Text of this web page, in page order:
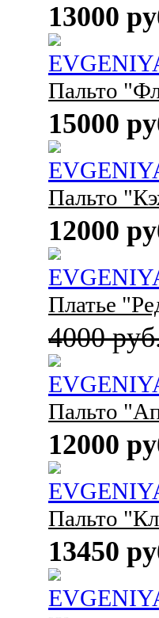
13000
Пальто
15000
Пальто
12000
Платье
4000
Пальто
12000
Пальто
13450